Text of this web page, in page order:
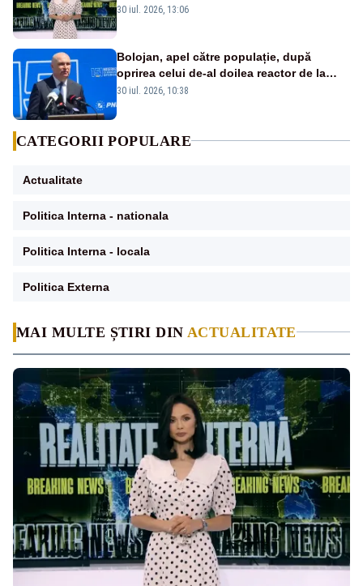
MAI MULTE ȘTIRI DIN ACTUALITATE
cer transparență în achiziții și un echilibru
30 iul. 2026, 13:06
Bolojan, apel către populație, după
oprirea celui de-al doilea reactor de la
Cernavodă: „Să își reducă consumul în
30 iul. 2026, 10:38
CATEGORII POPULARE
Actualitate
Politica Interna - nationala
Politica Interna - locala
Politica Externa